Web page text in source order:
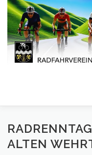
Zum
Inhalt
springen
STARTSEITE
ALTEN